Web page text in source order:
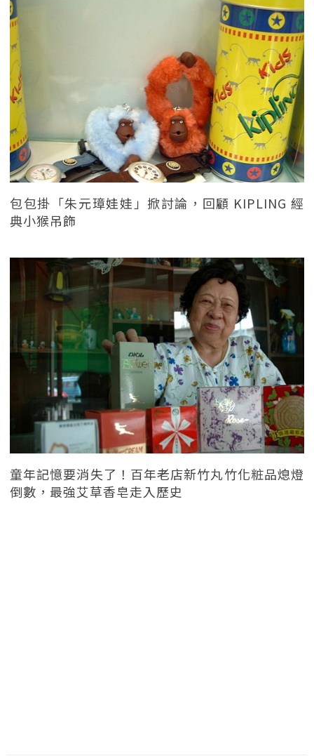
包包掛「朱元璋娃娃」掀討論，回顧 KIPLING 經
典小猴吊飾
童年記憶要消失了！百年老店新竹丸竹化粧品熄燈
倒數，最強艾草香皂走入歷史